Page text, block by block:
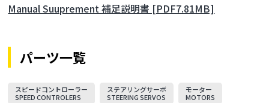
Manual Suuprement 補足説明書 [PDF7.81MB]
パーツ一覧
スピードコントローラー
SPEED CONTROLERS
ステアリングサーボ
STEERING SERVOS
モーター
MOTORS